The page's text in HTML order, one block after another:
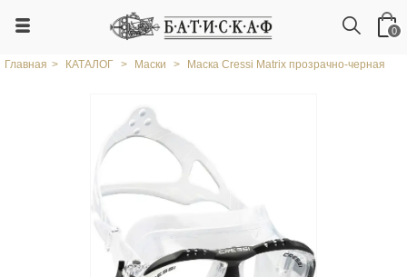
0
Главная > КАТАЛОГ > Маски > Маска Cressi Matrix прозрачно-черная